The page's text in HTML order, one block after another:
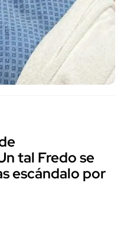
tal Fredo se
escándalo por